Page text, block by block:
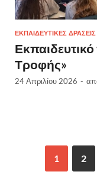
ΕΚΠΑΙΔΕΥΤΙΚΈΣ ΔΡΆΣΕΙΣ
Τροφής»
24 Απριλίου 2026 -
1 2